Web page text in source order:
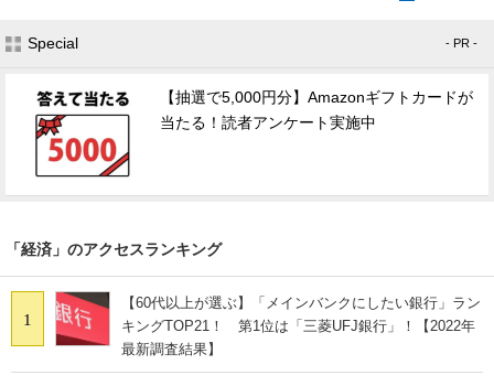
Special - PR -
【抽選で5,000円分】Amazonギフトカードが
当たる！読者アンケート実施中
「経済」のアクセスランキング
1
【60代以上が選ぶ】「メインバンクにしたい銀行」ラン
キングTOP21！ 第1位は「三菱UFJ銀行」！【2022年
最新調査結果】